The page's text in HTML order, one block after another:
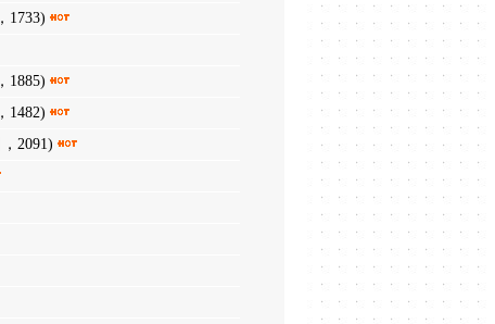
，1733)
，1885)
，1482)
，2091)